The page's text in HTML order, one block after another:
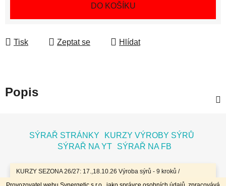
KURZY SEZONA 26/27: 17.,18.10.26 Výroba sýrů - 9 kroků /
7.11.26 Bochníky - tvrdé zrající sýry / 8.11.26 Jogurty, Zákysy, Kefír
DO KOŠÍKU
Tisk Zeptat se Hlídat
Popis
SÝRAŘ STRÁNKY
KURZY VÝROBY SÝRŮ
SÝRAŘ NA YT
SÝRAŘ NA FB